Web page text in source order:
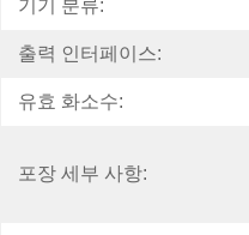
기기 분류:
출력 인터페이스:
유효 화소수:
포장 세부 사항: